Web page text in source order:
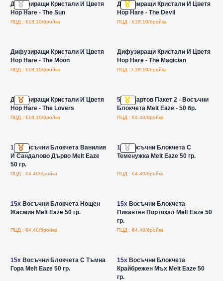
Дифузиращи Кристали И Цветя
Hop Hare - The Sun
ПЦД : €18.10/бройка
Дифузиращи Кристали И Цветя
Hop Hare - The Devil
ПЦД : €18.10/бройка
Дифузиращи Кристали И Цветя
Hop Hare - The Moon
ПЦД : €18.10/бройка
Дифузиращи Кристали И Цветя
Hop Hare - The Magician
ПЦД : €18.10/бройка
Дифузиращи Кристали И Цветя
Hop Hare - The Lovers
ПЦД : €18.10/бройка
50xСтартов Пакет 2 - Восъчни
Блокчета Melt Eaze - 50 бр.
ПЦД : €4.40/бройка
15xВосъчни Блокчета Ванилия
И Сандалово Дърво Melt Eaze
50 гр.
ПЦД : €4.40/бройка
15xВосъчни Блокчета С
Теменужка Melt Eaze 50 гр.
ПЦД : €4.40/бройка
15xВосъчни Блокчета Нощен
Жасмин Melt Eaze 50 гр.
ПЦД : €4.40/бройка
15xВосъчни Блокчета
Пикантен Портокал Melt Eaze 50
гр.
ПЦД : €4.40/бройка
15xВосъчни Блокчета С Тъмна
Гора Melt Eaze 50 гр.
15xВосъчни Блокчета
Крайбрежен Мъх Melt Eaze 50
гр.